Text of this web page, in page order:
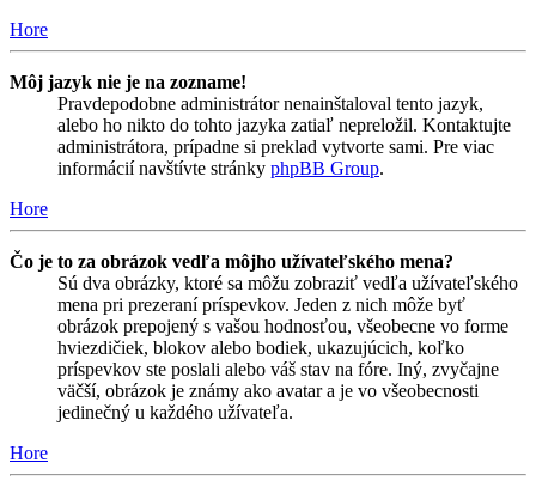
Hore
Môj jazyk nie je na zozname!
Pravdepodobne administrátor nenainštaloval tento jazyk,
alebo ho nikto do tohto jazyka zatiaľ nepreložil. Kontaktujte
administrátora, prípadne si preklad vytvorte sami. Pre viac
informácií navštívte stránky phpBB Group.
Hore
Čo je to za obrázok vedľa môjho užívateľského mena?
Sú dva obrázky, ktoré sa môžu zobraziť vedľa užívateľského
mena pri prezeraní príspevkov. Jeden z nich môže byť
obrázok prepojený s vašou hodnosťou, všeobecne vo forme
hviezdičiek, blokov alebo bodiek, ukazujúcich, koľko
príspevkov ste poslali alebo váš stav na fóre. Iný, zvyčajne
väčší, obrázok je známy ako avatar a je vo všeobecnosti
jedinečný u každého užívateľa.
Hore